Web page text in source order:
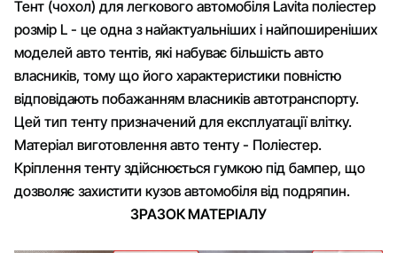
Тент (чохол) для легкового автомобіля Lavita поліестер
розмір L - це одна з найактуальніших і найпоширеніших
моделей авто тентів, які набуває більшість авто
власників, тому що його характеристики повністю
відповідають побажанням власників автотранспорту.
Цей тип тенту призначений для експлуатації влітку.
Матеріал виготовлення авто тенту - Поліестер.
Кріплення тенту здійснюється гумкою під бампер, що
дозволяє захистити кузов автомобіля від подряпин.
ЗРАЗОК МАТЕРІАЛУ